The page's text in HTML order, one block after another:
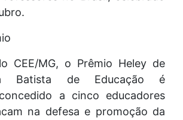
CEE/MG, o Prêmio Heley de
Batista de Educação é
a cinco educadores
na defesa e promoção da